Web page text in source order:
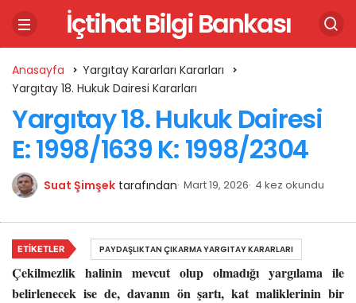
İçtihat Bilgi Bankası
Anasayfa
Yargıtay Kararları Kararları
Yargıtay 18. Hukuk Dairesi Kararları
Yargıtay 18. Hukuk Dairesi
E: 1998/1639 K: 1998/2304
Suat Şimşek tarafından Mart 19, 2026 4 kez okundu
Çekilmezlik halinin mevcut olup olmadığı yargılama ile
belirlenecek ise de, davanın ön şartı, kat maliklerinin bir
ETIKETLER PAYDAŞLIKTAN ÇIKARMA YARGITAY KARARLARI